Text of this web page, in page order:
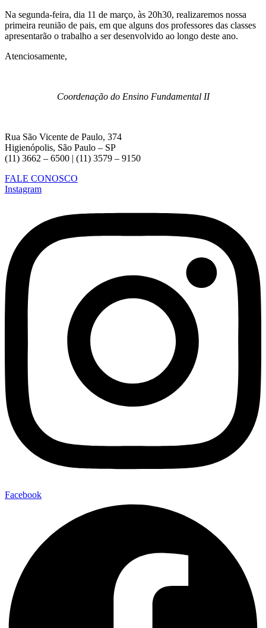
Na segunda-feira, dia 11 de março, às 20h30, realizaremos nossa
primeira reunião de pais, em que alguns dos professores das classes
apresentarão o trabalho a ser desenvolvido ao longo deste ano.
Atenciosamente,
Coordenação do Ensino Fundamental II
Rua São Vicente de Paulo, 374
Higienópolis, São Paulo – SP
(11) 3662 – 6500 | (11) 3579 – 9150
FALE CONOSCO
Instagram
Facebook